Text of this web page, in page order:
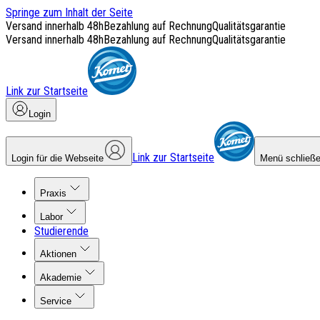
Springe zum Inhalt der Seite
Versand innerhalb 48hBezahlung auf RechnungQualitätsgarantie
Versand innerhalb 48hBezahlung auf RechnungQualitätsgarantie
Link zur Startseite
Login
Login für die Webseite Link zur Startseite Menü
Praxis
Labor
Studierende
Aktionen
Akademie
Service